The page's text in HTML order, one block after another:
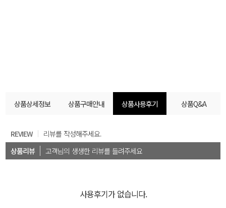
상품상세정보 상품구매안내 상품사용후기 상품Q&A
REVIEW
리뷰를 작성해주세요.
상품리뷰
고객님의 생생한 리뷰를 들려주세요
사용후기가 없습니다.